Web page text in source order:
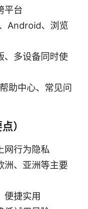
平台
Android、浏览
、多设备同时使
助中心、常见问
）
网行为隐私
洲、亚洲等主要
便捷实用